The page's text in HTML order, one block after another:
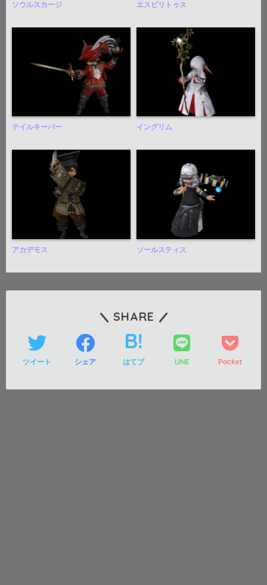
ソウルスカージ エスピリトゥス
テイルキーパー イングリム
アカデモス ソールスティス
SHARE
ツイート シェア はてブ LINE Pocket